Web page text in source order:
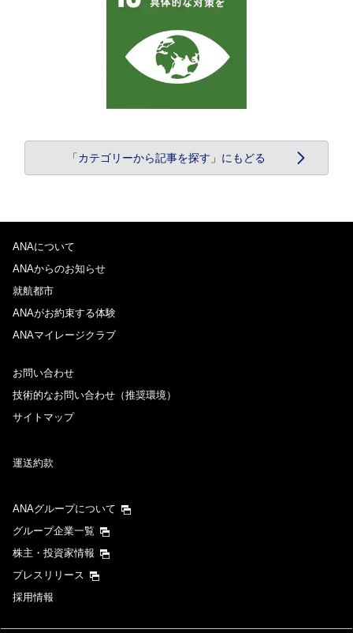
「カテゴリーから記事を探す」にもどる
ANAについて
ANAからのお知らせ
就航都市
ANAがお約束する体験
ANAマイレージクラブ
お問い合わせ
技術的なお問い合わせ（推奨環境）
サイトマップ
運送約款
ANAグループについて
グループ企業一覧
株主・投資家情報
プレスリリース
採用情報